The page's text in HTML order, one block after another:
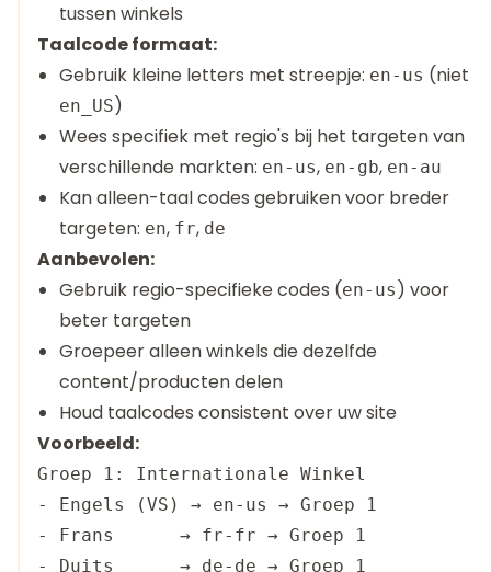
tussen winkels
Taalcode formaat:
Gebruik kleine letters met streepje: en-us (niet
en_US)
Wees specifiek met regio's bij het targeten van
verschillende markten: en-us, en-gb, en-au
Kan alleen-taal codes gebruiken voor breder
targeten: en, fr, de
Aanbevolen:
Gebruik regio-specifieke codes (en-us ) voor
beter targeten
Groepeer alleen winkels die dezelfde
content/producten delen
Houd taalcodes consistent over uw site
Voorbeeld:
Groep 1: Internationale Winkel
- Engels (VS) → en-us → Groep 1
- Frans      → fr-fr → Groep 1
- Duits      → de-de → Groep 1